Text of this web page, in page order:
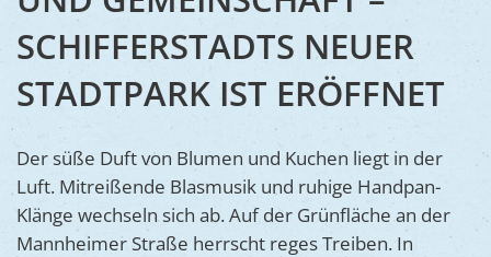
Ukraine
Wir als
SCHIFFERSTADTS NEUER
STADTPARK IST ERÖFFNET
Der süße Duft von Blumen und Kuchen liegt in der
Luft. Mitreißende Blasmusik und ruhige Handpan-
Klänge wechseln sich ab. Auf der Grünfläche an der
Mannheimer Straße herrscht reges Treiben. In